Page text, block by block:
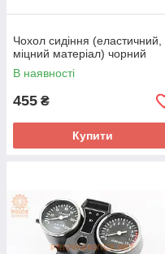
Чохол сидіння (еластичний,
міцний матеріал) чорний
В наявності
455 ₴
Купити